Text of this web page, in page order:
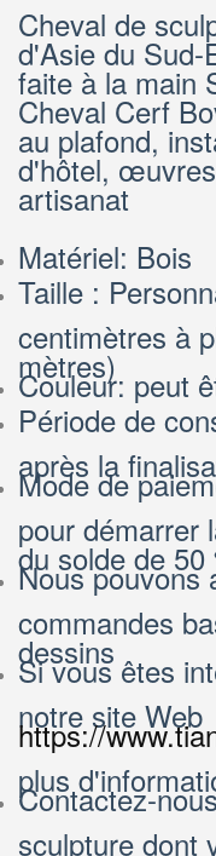
Cheval de
d'Asie du Sud-
faite à la main
Cheval Cerf
au plafond,
d'hôtel,
artisanat
Matériel: Bois
Taille :
centimètres à
mètres)
Couleur: peut
Période de
après la
Mode de
pour démarrer
du solde de 50
Nous pouvons
commandes
dessins
Si vous êtes
notre site Web
https://
plus
Contactez-
sculpture dont